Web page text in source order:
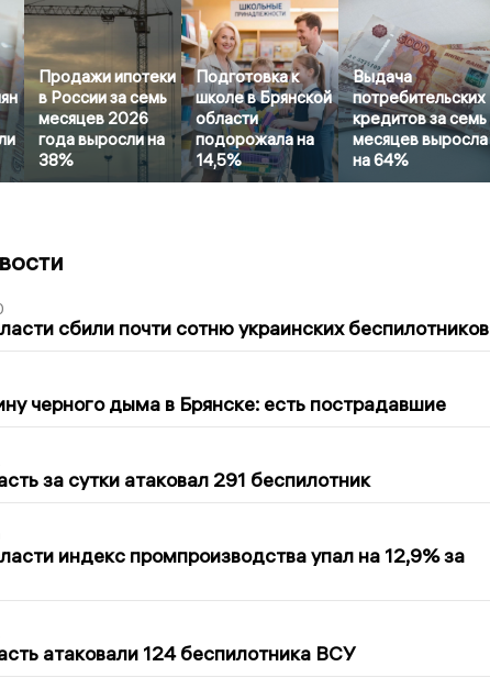
Продажи ипотеки
в России за семь
месяцев 2026
года выросли на
38%
Подготовка к
школе в Брянской
области
подорожала на
14,5%
Выдача
потребительских
кредитов за семь
месяцев выросла
на 64%
сбили почти сотню украинских беспилотников
черного дыма в Брянске: есть пострадавшие
за сутки атаковал 291 беспилотник
индекс промпроизводства упал на 12,9% за
атаковали 124 беспилотника ВСУ